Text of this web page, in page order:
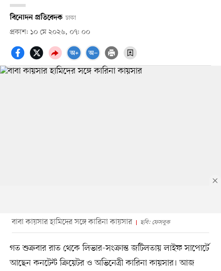
বিনোদন প্রতিবেদক ঢাকা
প্রকাশ: ১০ মে ২০২৬, ০৭: ০০
বাবা কায়সার হামিদের সঙ্গে কারিনা কায়সার ছবি: ফেসবুক
গত শুক্রবার রাত থেকে লিভার-সংক্রান্ত জটিলতায় লাইফ সাপোর্টে
আছেন কনটেন্ট ক্রিয়েটর ও অভিনেত্রী কারিনা কায়সার। আজ